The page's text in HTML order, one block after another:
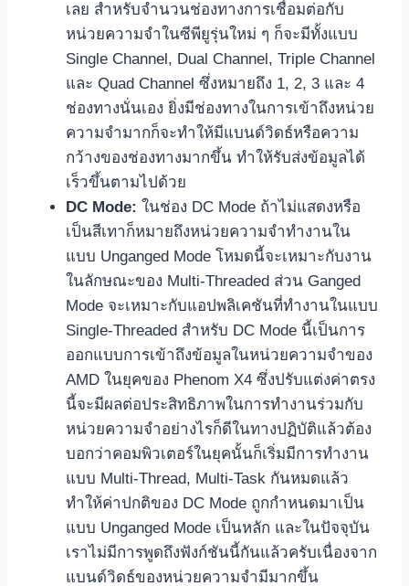
เลย สำหรับจำนวนช่องทางการเชื่อมต่อกับ
หน่วยความจำในซีพียูรุ่นใหม่ ๆ ก็จะมีทั้งแบบ
Single Channel, Dual Channel, Triple Channel
และ Quad Channel ซึ่งหมายถึง 1, 2, 3 และ 4
ช่องทางนั่นเอง ยิ่งมีช่องทางในการเข้าถึงหน่วย
ความจำมากก็จะทำให้มีแบนด์วิดธ์หรือความ
กว้างของช่องทางมากขึ้น ทำให้รับส่งข้อมูลได้
เร็วขึ้นตามไปด้วย
DC Mode: ในช่อง DC Mode ถ้าไม่แสดงหรือ
เป็นสีเทาก็หมายถึงหน่วยความจำทำงานใน
แบบ Unganged Mode โหมดนี้จะเหมาะกับงาน
ในลักษณะของ Multi-Threaded ส่วน Ganged
Mode จะเหมาะกับแอปพลิเคชันที่ทำงานในแบบ
Single-Threaded สำหรับ DC Mode นี้เป็นการ
ออกแบบการเข้าถึงข้อมูลในหน่วยความจำของ
AMD ในยุคของ Phenom X4 ซึ่งปรับแต่งค่าตรง
นี้จะมีผลต่อประสิทธิภาพในการทำงานร่วมกับ
หน่วยความจำอย่างไรก็ดีในทางปฏิบัติแล้วต้อง
บอกว่าคอมพิวเตอร์ในยุคนั้นก็เริ่มมีการทำงาน
แบบ Multi-Thread, Multi-Task กันหมดแล้ว
ทำให้ค่าปกติของ DC Mode ถูกกำหนดมาเป็น
แบบ Unganged Mode เป็นหลัก และในปัจจุบัน
เราไม่มีการพูดถึงฟังก์ชันนี้กันแล้วครับเนื่องจาก
แบนด์วิดธ์ของหน่วยความจำมีมากขึ้น